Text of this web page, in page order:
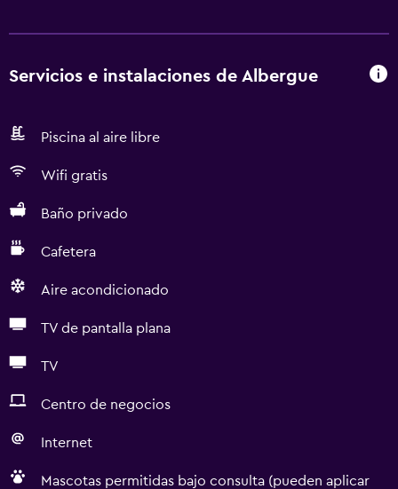
Servicios e instalaciones de Albergue
Piscina al aire libre
Wifi gratis
Baño privado
Cafetera
Aire acondicionado
TV de pantalla plana
TV
Centro de negocios
Internet
Mascotas permitidas bajo consulta (pueden aplicar